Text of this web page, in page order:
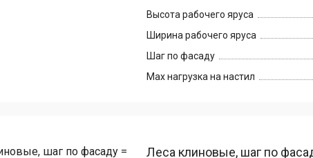
Высота рабочего яруса
Ширина рабочего яруса
Шаг по фасаду
Max нагрузка на настил
Леса клиновые, шаг по